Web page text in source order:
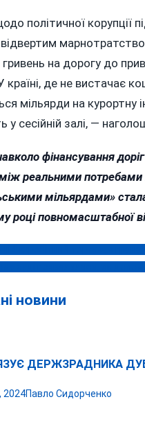
політичної корупції
гривень на дорогу до
країні, де не вистачає
мільярди на
у сесійній залі, —
фінансування
реальними потребами
мільярдами»
році повномасштабної
новини
ДЕРЖЗРАДНИКА
2024Павло Сидорченко